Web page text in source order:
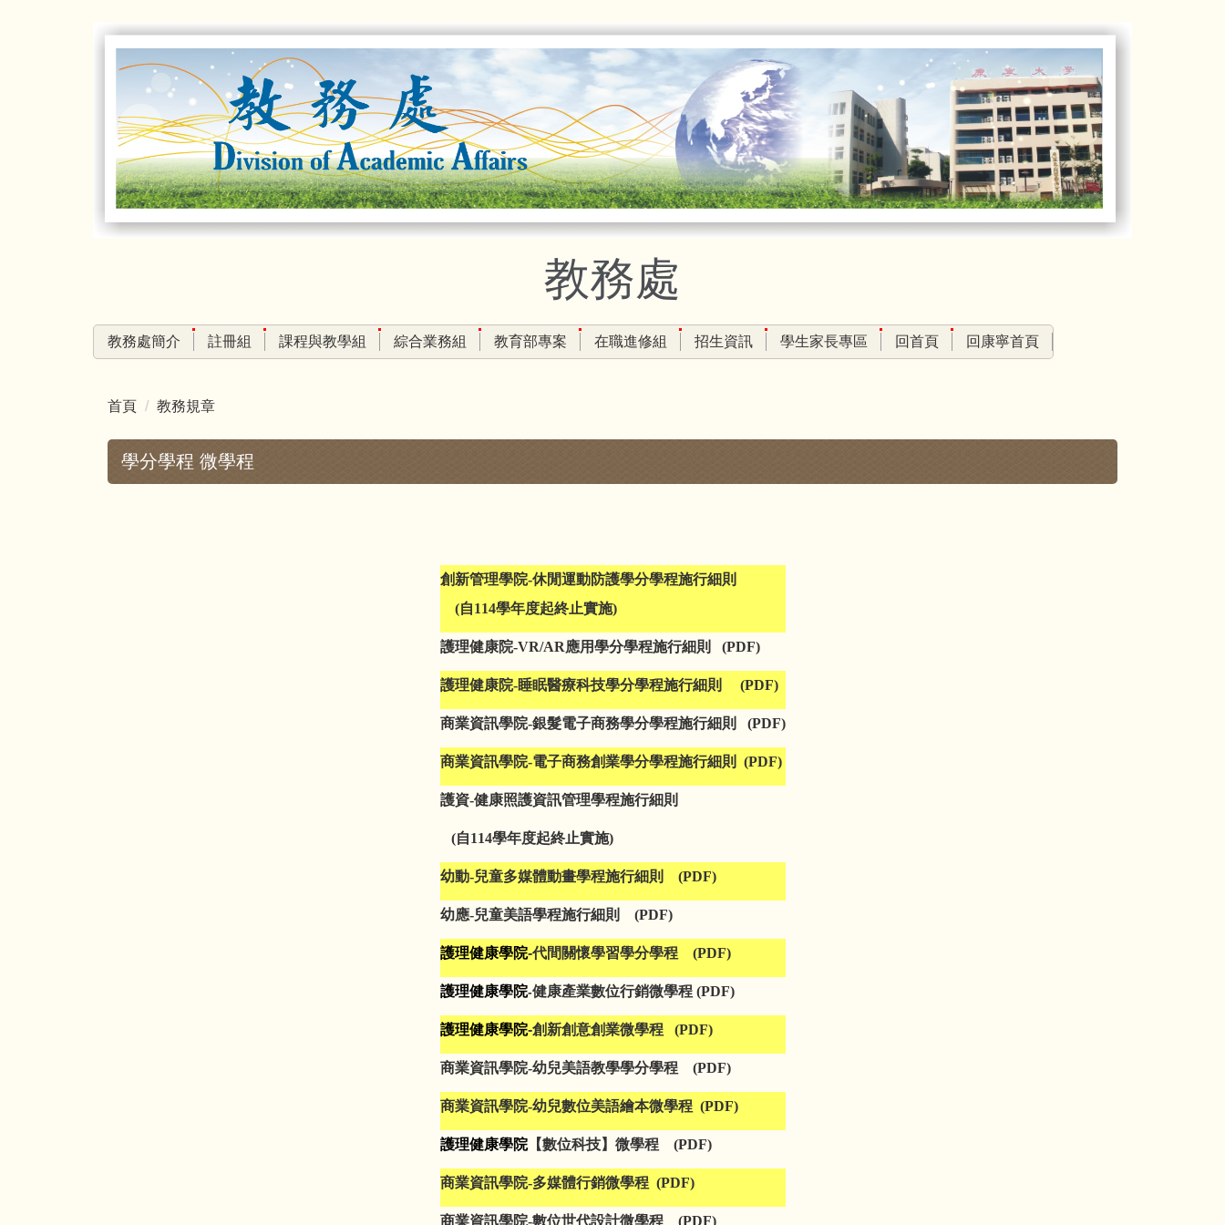
教務處
教務處簡介 註冊組 課程與教學組 綜合業務組 教育部專案 在職進修組 招生資訊 學生家長專區 回首頁 回康寧首頁
首頁 教務規章
學分學程 微學程
創新管理學院-休閒運動防護學分學程施行細則
(自114學年度起終止實施)
護理健康院-VR/AR應用學分學程施行細則 (PDF)
護理健康院-睡眠醫療科技學分學程施行細則 (PDF)
商業資訊學院-銀髮電子商務學分學程施行細則 (PDF)
商業資訊學院-電子商務創業學分學程施行細則 (PDF)
護資-健康照護資訊管理學程施行細則
(自114學年度起終止實施)
幼動-兒童多媒體動畫學程施行細則 (PDF)
幼應-兒童美語學程施行細則 (PDF)
護理健康學院-代間關懷學習學分學程 (PDF)
護理健康學院-健康產業數位行銷微學程 (PDF)
護理健康學院-創新創意創業微學程 (PDF)
商業資訊學院-幼兒美語教學學分學程 (PDF)
商業資訊學院-幼兒數位美語繪本微學程 (PDF)
護理健康學院【數位科技】微學程 (PDF)
商業資訊學院-多媒體行銷微學程 (PDF)
商業資訊學院-數位世代設計微學程 (PDF)